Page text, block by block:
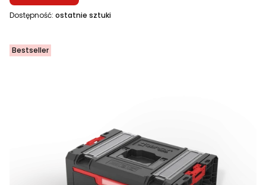
Dostępność: ostatnie sztuki
Bestseller